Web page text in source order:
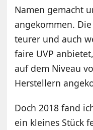
Namen gemacht
angekommen.
teurer und auch
faire UVP
auf dem Niveau
Herstellern
Doch 2018 fand
ein kleines Stück